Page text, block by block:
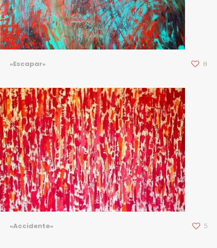
«Escapar» 8
«Accidente» 5